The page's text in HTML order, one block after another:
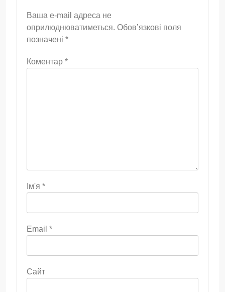
Ваша e-mail адреса не
оприлюднюватиметься. Обов’язкові поля
позначені *
Коментар *
Ім'я *
Email *
Сайт